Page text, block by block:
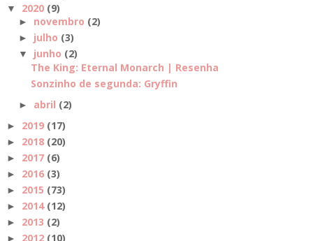
▼ 2020 (9)
► novembro (2)
► julho (3)
▼ junho (2)
The King: Eternal Monarch | Resenha
Sonzinho de segunda: Gryffin
► abril (2)
► 2019 (17)
► 2018 (20)
► 2017 (6)
► 2016 (3)
► 2015 (73)
► 2014 (12)
► 2013 (2)
► 2012 (10)